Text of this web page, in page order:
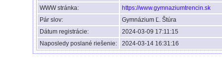
WWW stránka:
https://www.gymnaziumtrencin.sk
Pár slov:
Gymnázium Ľ. Štúra
Dátum registrácie:
2024-03-09 17:11:15
Naposledy poslané riešenie:
2024-03-14 16:31:16